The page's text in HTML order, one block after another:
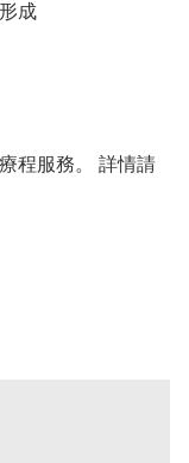
成
程服務。 詳情請